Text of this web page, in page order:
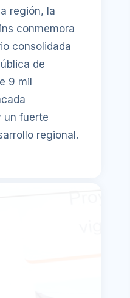
región, la
conmemora
consolidada
de
9 mil
un fuerte
regional.